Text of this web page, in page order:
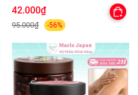
42.000₫
95.000₫ -56%